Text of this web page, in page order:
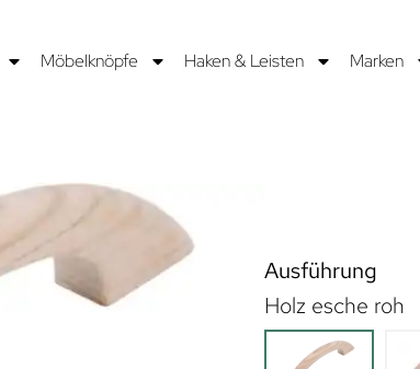
Möbelknöpfe Haken & Leisten Marken
Ausführung
Holz esche roh